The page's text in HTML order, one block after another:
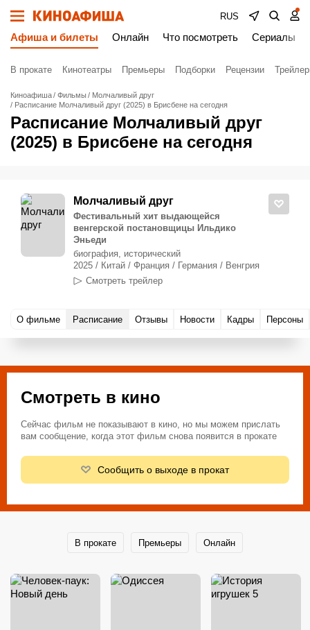
RUS
Афиша и билеты Онлайн Что посмотреть Сериалы
В прокате Кинотеатры Премьеры Подборки Рецензии
Киноафиша Фильмы
Молчаливый друг
Расписание Молчаливый друг (2025) в Брисбене на сегодня
Расписание Молчаливый друг
(2025) в Брисбене на сегодня
Молчаливый друг
Фестивальный хит выдающейся
венгерской постановщицы Ильдико
Эньеди
биография, исторический
2025 / Китай / Франция / Германия / Венгрия
Смотреть трейлер
О фильме Расписание Отзывы Новости Кадры Персоны
Смотреть в кино
Сейчас фильм не показывают в кино, но мы можем прислать
вам сообщение, когда этот фильм снова появится в прокате
Сообщить о выходе в прокат
В прокате Премьеры Онлайн